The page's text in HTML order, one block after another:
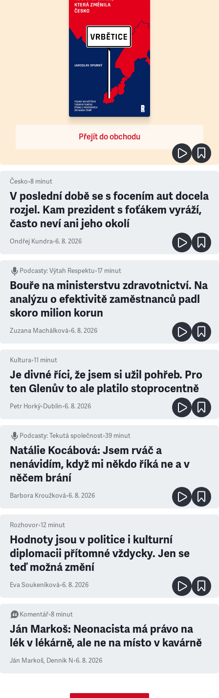
Přejít do obchodu
Česko•8 minut
V poslední době se s focením aut docela
rozjel. Kam prezident s foťákem vyráží,
často neví ani jeho okolí
Ondřej Kundra•6. 8. 2026
Podcasty:Výtah Respektu•17 minut
Bouře na ministerstvu zdravotnictví. Na
analýzu o efektivitě zaměstnanců padl
skoro milion korun
Zuzana Machálková•6. 8. 2026
Kultura•11 minut
Je divné říci, že jsem si užil pohřeb. Pro
ten Glenův to ale platilo stoprocentně
Petr Horký•Dublin•6. 8. 2026
Podcasty:Tekutá společnost•39 minut
Natálie Kocábová: Jsem rváč a
nenávidím, když mi někdo říká ne a v
něčem brání
Barbora Kroužková•6. 8. 2026
Rozhovor•12 minut
Hodnoty jsou v politice i kulturní
diplomacii přítomné vždycky. Jen se
teď možná změní
Eva Soukeníková•6. 8. 2026
Komentář•8 minut
Ján Markoš: Neonacista má právo na
lék v lékárně, ale ne na místo v kavárně
Ján Markoš, Denník N•6. 8. 2026